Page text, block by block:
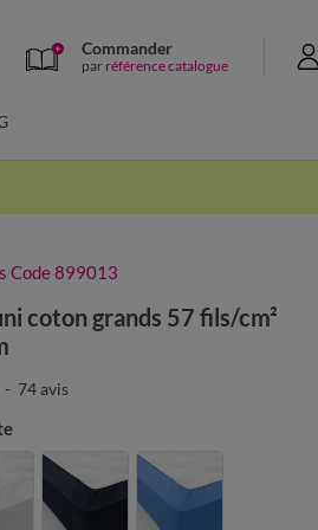
Commander
par référence catalogue
Code 899013
coton grands 57 fils/cm²
- 74avis